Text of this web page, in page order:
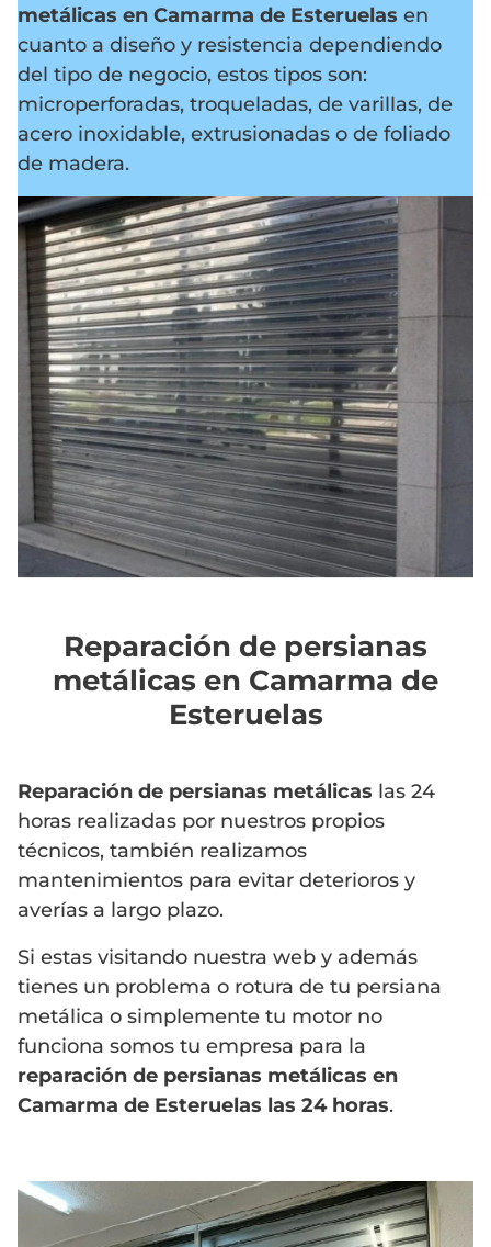
metálicas en Camarma de Esteruelas en
cuanto a diseño y resistencia dependiendo
del tipo de negocio, estos tipos son:
microperforadas, troqueladas, de varillas, de
acero inoxidable, extrusionadas o de foliado
de madera.
Reparación de persianas
metálicas en Camarma de
Esteruelas
Reparación de persianas metálicas las 24
horas realizadas por nuestros propios
técnicos, también realizamos
mantenimientos para evitar deterioros y
averías a largo plazo.
Si estas visitando nuestra web y además
tienes un problema o rotura de tu persiana
metálica o simplemente tu motor no
funciona somos tu empresa para la
reparación de persianas metálicas en
Camarma de Esteruelas las 24 horas.